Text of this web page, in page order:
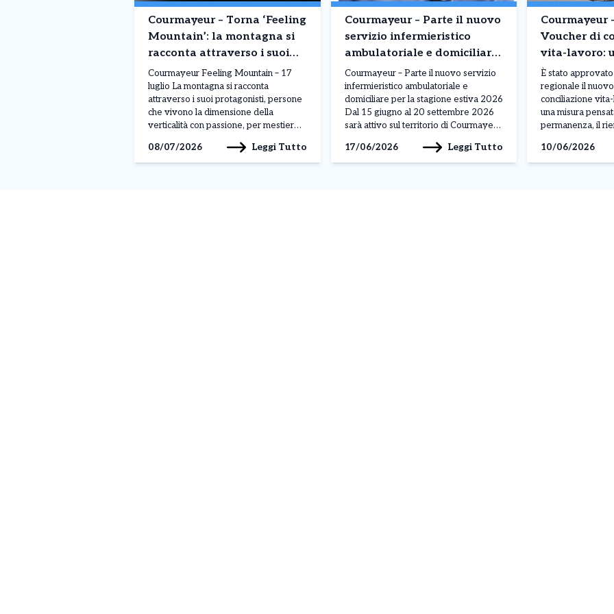
Courmayeur – Torna ‘Feeling
Mountain’: la montagna si
racconta attraverso i suoi
protagonisti –
Appuntamento 17 luglio
Courmayeur Feeling Mountain – 17
luglio La montagna si racconta
attraverso i suoi protagonisti, persone
che vivono la dimensione della
verticalità con passione, per mestiere
appuntamenti estivi di Courmayeur
Feeling Mountain, la rassegna che,
08/07/2026 Leggi Tutto
Courmayeur – Parte il nuovo
servizio infermieristico
ambulatoriale e domiciliare
per la stagione estiva 2026
Courmayeur – Parte il nuovo servizio
infermieristico ambulatoriale e
domiciliare per la stagione estiva 2026
Dal 15 giugno al 20 settembre 2026
sarà attivo sul territorio di Courmayeur
ambulatoriale e domiciliare a
pagamento, pensato per garantire
17/06/2026 Leggi Tutto
Courmayeur
Voucher di
vita-lavoro:
misura per
cura,
d’Aosta
È stato
regionale il
conciliazione
una misura
permanenza, il
persone a
carichi di cura. La
10/06/2026